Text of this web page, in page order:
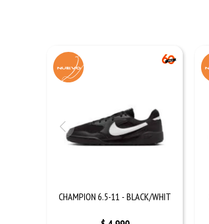
CHAMPION 6.5-11 - BLACK/WHIT